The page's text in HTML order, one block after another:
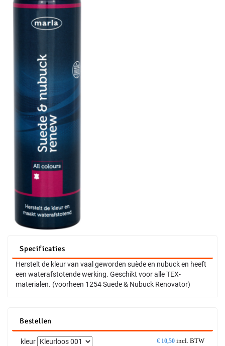
Specificaties
Herstelt de kleur van vaal geworden suède en nubuck en heeft
een waterafstotende werking. Geschikt voor alle TEX-
materialen. (voorheen 1254 Suede & Nubuck Renovator)
Bestellen
€ 10,50 incl. BTW
kleur